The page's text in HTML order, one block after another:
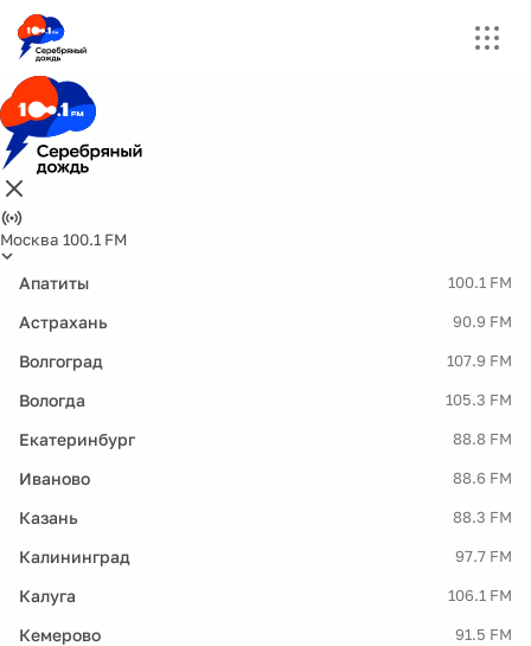
Москва 100.1 FM
Апатиты 100.1 FM
Астрахань 90.9 FM
Волгоград 107.9 FM
Вологда 105.3 FM
Екатеринбург 88.8 FM
Иваново 88.6 FM
Казань 88.3 FM
Калининград 97.7 FM
Калуга 106.1 FM
Кемерово 91.5 FM